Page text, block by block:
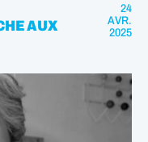
AUX
24
AVR.
2025